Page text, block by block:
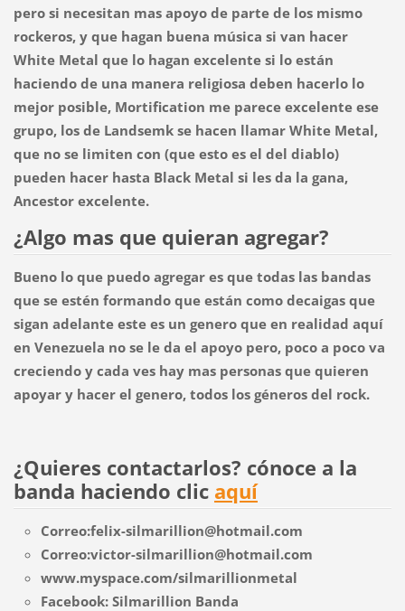
pero si necesitan mas apoyo de parte de los mismo
rockeros, y que hagan buena música si van hacer
White Metal que lo hagan excelente si lo están
haciendo de una manera religiosa deben hacerlo lo
mejor posible, Mortification me parece excelente ese
grupo, los de Landsemk se hacen llamar White Metal,
que no se limiten con (que esto es el del diablo)
pueden hacer hasta Black Metal si les da la gana,
Ancestor excelente.
¿Algo mas que quieran agregar?
Bueno lo que puedo agregar es que todas las bandas
que se estén formando que están como decaigas que
sigan adelante este es un genero que en realidad aquí
en Venezuela no se le da el apoyo pero, poco a poco va
creciendo y cada ves hay mas personas que quieren
apoyar y hacer el genero, todos los géneros del rock.
¿Quieres contactarlos? cónoce a la
banda haciendo clic aquí
Correo:felix-silmarillion@hotmail.com
Correo:victor-silmarillion@hotmail.com
www.myspace.com/silmarillionmetal
Facebook: Silmarillion Banda